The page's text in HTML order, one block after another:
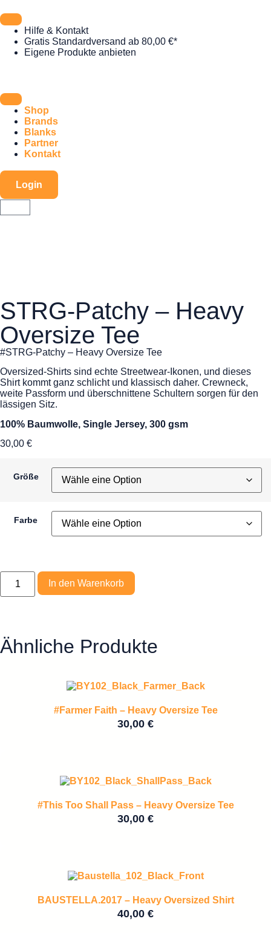
Hilfe & Kontakt
Gratis Standardversand ab 80,00 €*
Eigene Produkte anbieten
Shop
Brands
Blanks
Partner
Kontakt
Login
STRG-Patchy – Heavy
Oversize Tee
#STRG-Patchy – Heavy Oversize Tee
Oversized-Shirts sind echte Streetwear-Ikonen, und dieses
Shirt kommt ganz schlicht und klassisch daher. Crewneck,
weite Passform und überschnittene Schultern sorgen für den
lässigen Sitz.
100% Baumwolle, Single Jersey, 300 gsm
30,00 €
Größe
Farbe
In den Warenkorb
Ähnliche Produkte
#Farmer Faith – Heavy Oversize Tee
30,00 €
#This Too Shall Pass – Heavy Oversize Tee
30,00 €
BAUSTELLA.2017 – Heavy Oversized Shirt
40,00 €